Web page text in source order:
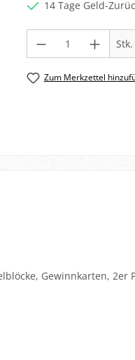
14 Tage Geld-
Stk.
Zum Merkzettel
Gewinnkarten, 2er